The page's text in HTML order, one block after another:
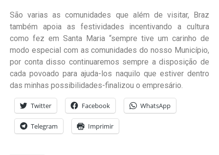
São varias as comunidades que além de visitar, Braz
também apoia as festividades incentivando a cultura
como fez em Santa Maria “sempre tive um carinho de
modo especial com as comunidades do nosso Município,
por conta disso continuaremos sempre a disposição de
cada povoado para ajuda-los naquilo que estiver dentro
das minhas possibilidades-finalizou o empresário.
Twitter Facebook WhatsApp
Telegram Imprimir